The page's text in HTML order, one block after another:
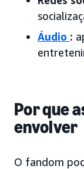
Áudio :
Por que
envolver
O fandom